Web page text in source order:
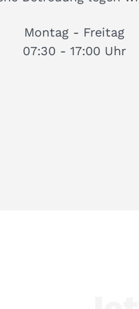
Montag - Freitag
07:30 - 17:00 Uhr